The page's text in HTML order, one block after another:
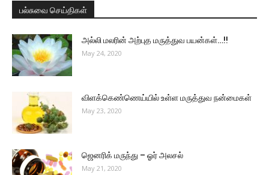
பல்சுவை செய்திகள்
அல்லி மலரின் அற்புத மருத்துவ பயன்கள்…!!
May 24, 2020
விளக்கெண்ணெய்யில் உள்ள மருத்துவ நன்மைகள்
May 23, 2020
ஜெனரிக் மருந்து – ஓர் அலசல்
May 21, 2020